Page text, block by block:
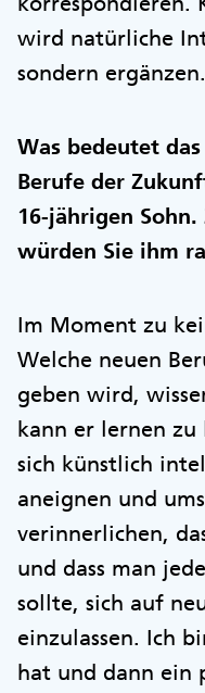
wird natürliche
sondern ergänzen.
Was bedeutet
Berufe der
16-jährigen
würden Sie ihm
Im Moment zu
Welche neuen
geben wird,
kann er lernen
sich künstlich
aneignen und
verinnerlichen,
und dass man
sollte, sich auf
einzulassen. Ich
hat und dann ein